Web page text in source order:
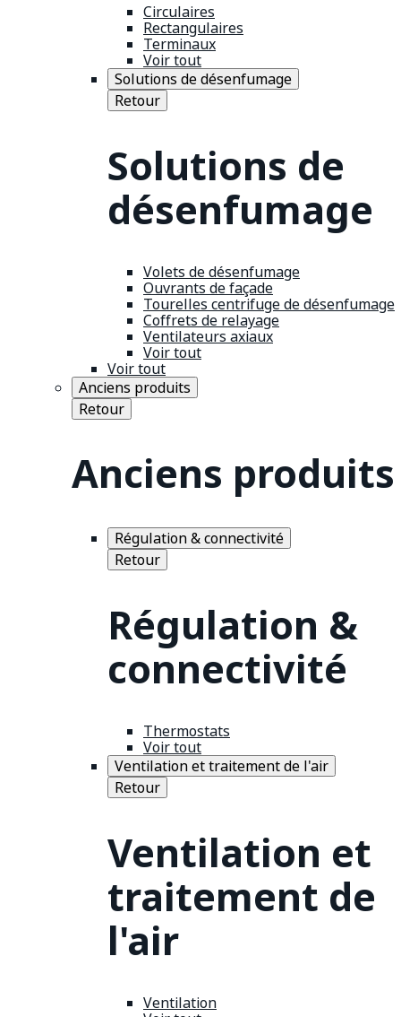
Circulaires
Rectangulaires
Terminaux
Voir tout
Solutions de désenfumage
Retour
Solutions de
désenfumage
Volets de désenfumage
Ouvrants de façade
Tourelles centrifuge de désenfumage
Coffrets de relayage
Ventilateurs axiaux
Voir tout
Voir tout
Anciens produits
Retour
Anciens produits
Régulation & connectivité
Retour
Régulation &
connectivité
Thermostats
Voir tout
Ventilation et traitement de l'air
Retour
Ventilation et
traitement de
l'air
Ventilation